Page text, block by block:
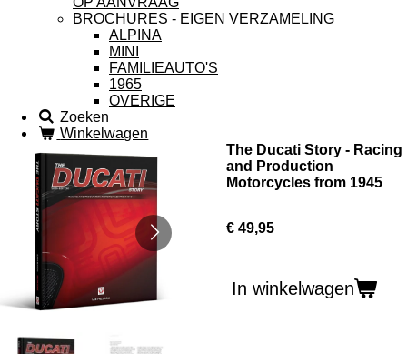
BROCHURES - EIGEN VERZAMELING
ALPINA
MINI
FAMILIEAUTO'S
1965
OVERIGE
Zoeken
Winkelwagen
The Ducati Story - Racing
and Production
Motorcycles from 1945
€ 49,95
In winkelwagen